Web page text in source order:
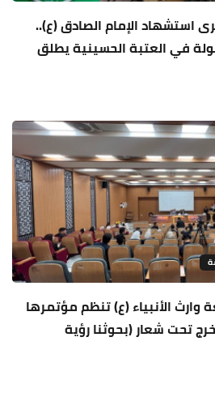
استشهاد الإمام الصادق (ع)..
في العتبة الحسينية يطلق
الأنبياء (ع) تنظم مؤتمرها
تحت شعار (بحوثنا رؤية